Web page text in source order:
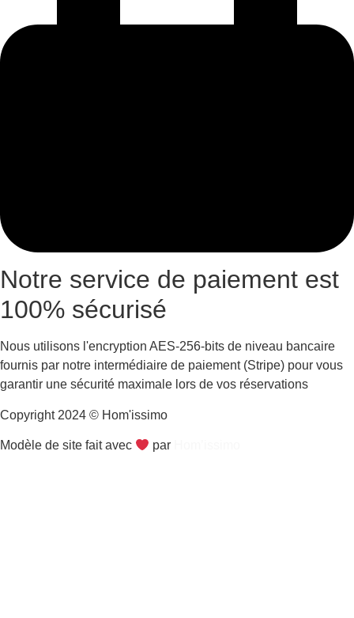
Notre service de paiement est
100% sécurisé
Nous utilisons l'encryption AES-256-bits de niveau bancaire
fournis par notre intermédiaire de paiement (Stripe) pour vous
garantir une sécurité maximale lors de vos réservations
Copyright 2024 © Hom'issimo
Modèle de site fait avec par